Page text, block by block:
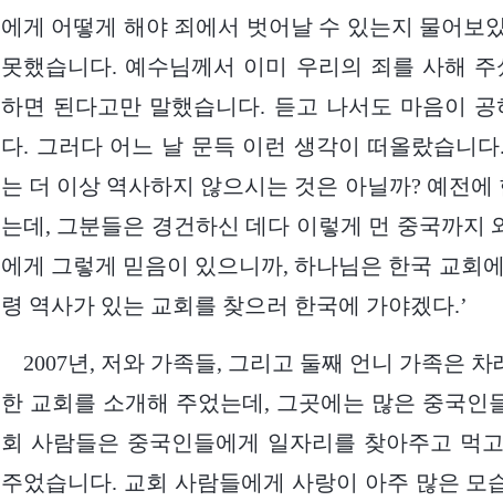
에게 어떻게 해야 죄에서 벗어날 수 있는지 물어보
못했습니다. 예수님께서 이미 우리의 죄를 사해
하면 된다고만 말했습니다. 듣고 나서도 마음이
다. 그러다 어느 날 문득 이런 생각이 떠올랐습니
는 더 이상 역사하지 않으시는 것은 아닐까? 예전
는데, 그분들은 경건하신 데다 이렇게 먼 중국까지
에게 그렇게 믿음이 있으니까, 하나님은 한국 교회
령 역사가 있는 교회를 찾으러 한국에 가야겠다.’
2007년, 저와 가족들, 그리고 둘째 언니 가족은
한 교회를 소개해 주었는데, 그곳에는 많은 중국인
회 사람들은 중국인들에게 일자리를 찾아주고 먹
주었습니다. 교회 사람들에게 사랑이 아주 많은 모